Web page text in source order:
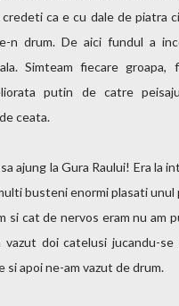
ca e cu dale de piatra
n drum. De aici fundul a
Simteam fiecare groapa,
putin de catre
ceata.
ajung la Gura Raului! Era la
busteni enormi plasati
si cat de nervos eram nu am
vazut doi catelusi jucandu-se
si apoi ne-am vazut de drum.